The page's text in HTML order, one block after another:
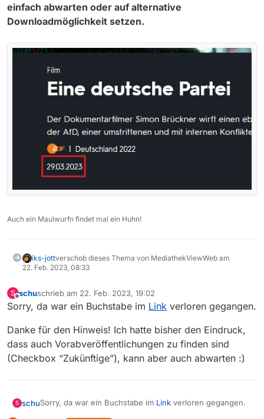
einfach abwarten oder auf alternative
Downloadmöglichkeit setzen.
Auch ein Maulwurfn findet mal ein Huhn!
iks-jottverschob dieses Thema von MediathekViewWeb am
22. Feb. 2023, 08:33
S schuschrieb am 22. Feb. 2023, 19:02
zuletzt editiert von
Sorry, da war ein Buchstabe im Link verloren gegangen.
Danke für den Hinweis! Ich hatte bisher den Eindruck,
dass auch Vorabveröffentlichungen zu finden sind
(Checkbox “Zukünftige”), kann aber auch abwarten :)
S schuSorry, da war ein Buchstabe im Link verloren gegangen.